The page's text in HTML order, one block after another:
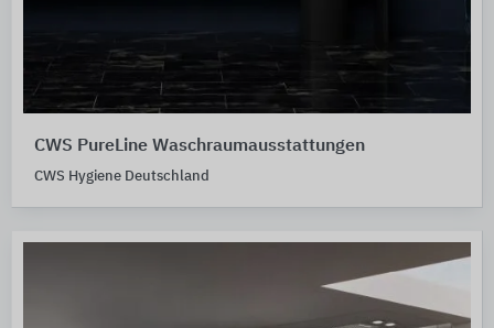
CWS PureLine Waschraumausstattungen
CWS Hygiene Deutschland